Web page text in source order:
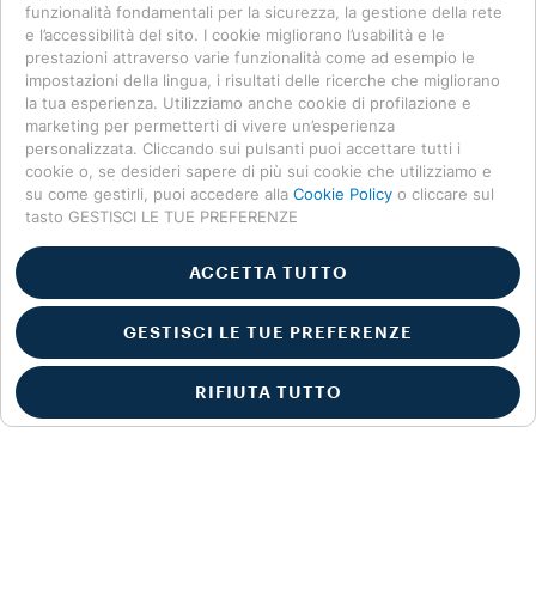
funzionalità fondamentali per la sicurezza, la gestione della rete
e l’accessibilità del sito. I cookie migliorano l’usabilità e le
prestazioni attraverso varie funzionalità come ad esempio le
impostazioni della lingua, i risultati delle ricerche che migliorano
la tua esperienza. Utilizziamo anche cookie di profilazione e
marketing per permetterti di vivere un’esperienza
personalizzata. Cliccando sui pulsanti puoi accettare tutti i
cookie o, se desideri sapere di più sui cookie che utilizziamo e
su come gestirli, puoi accedere alla Cookie Policy o cliccare sul
tasto GESTISCI LE TUE PREFERENZE
ACCETTA TUTTO
GESTISCI LE TUE PREFERENZE
RIFIUTA TUTTO